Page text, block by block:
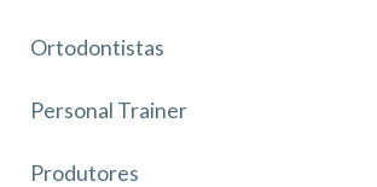
Ortodontistas
Personal Trainer
Produtores